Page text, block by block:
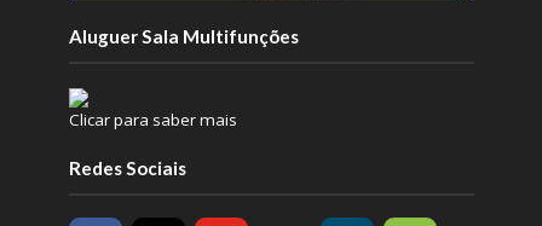
Aluguer Sala Multifunções
Clicar para saber mais
Redes Sociais